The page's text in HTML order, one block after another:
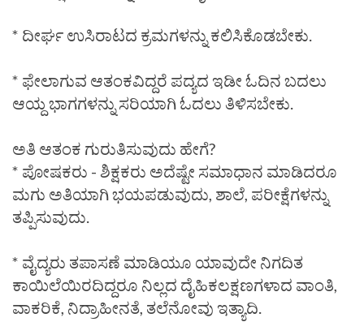
* ದೀರ್ಘ ಉಸಿರಾಟದ ಕ್ರಮಗಳನ್ನು ಕಲಿಸಿಕೊಡಬೇಕು.
* ಫೇಲಾಗುವ ಆತಂಕವಿದ್ದರೆ ಪದ್ಯದ ಇಡೀ ಓದಿನ ಬದಲು
ಆಯ್ದ ಭಾಗಗಳನ್ನು ಸರಿಯಾಗಿ ಓದಲು ತಿಳಿಸಬೇಕು.
ಅತಿ ಆತಂಕ ಗುರುತಿಸುವುದು ಹೇಗೆ?
* ಪೋಷಕರು - ಶಿಕ್ಷಕರು ಅದೆಷ್ಟೇ ಸಮಾಧಾನ ಮಾಡಿದರೂ
ಮಗು ಅತಿಯಾಗಿ ಭಯಪಡುವುದು, ಶಾಲೆ, ಪರೀಕ್ಷೆಗಳನ್ನು
ತಪ್ಪಿಸುವುದು.
* ವೈದ್ಯರು ತಪಾಸಣೆ ಮಾಡಿಯೂ ಯಾವುದೇ ನಿಗದಿತ
ಕಾಯಿಲೆಯಿರದಿದ್ದರೂ ನಿಲ್ಲದ ದೈಹಿಕಲಕ್ಷಣಗಳಾದ ವಾಂತಿ,
ವಾಕರಿಕೆ, ನಿದ್ರಾಹೀನತೆ, ತಲೆನೋವು ಇತ್ಯಾದಿ.